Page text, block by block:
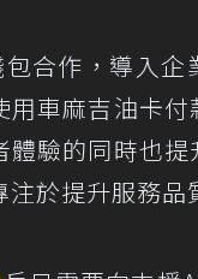
合作，導入企
車麻吉油卡付
驗的同時也提
於提升服務品